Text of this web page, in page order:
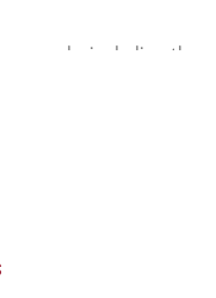
awards, including the